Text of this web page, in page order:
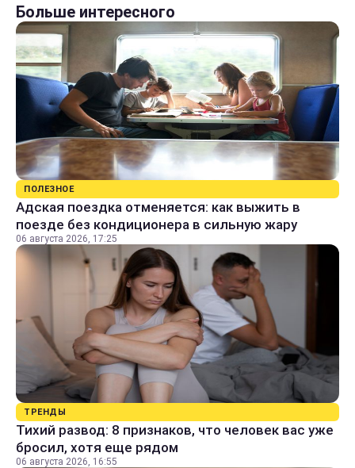
Больше интересного
ПОЛЕЗНОЕ
Адская поездка отменяется: как выжить в
поезде без кондиционера в сильную жару
06 августа 2026, 17:25
ТРЕНДЫ
Тихий развод: 8 признаков, что человек вас уже
бросил, хотя еще рядом
06 августа 2026, 16:55